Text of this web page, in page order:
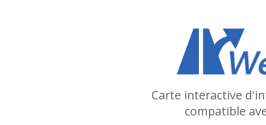
Carte interactive
compatible